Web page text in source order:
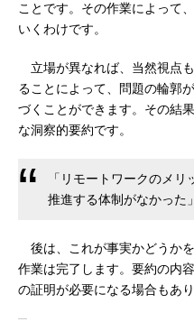
ことです。その作業によって
いくわけです。
立場が異なれば、当然視点
ることによって、問題の輪郭
づくことができます。その結
な洞察的要約です。
「リモートワークのメ
推進する体制がなかった」
後は、これが事実かどうか
作業は完了します。要約の内
の証明が必要になる場合もあり